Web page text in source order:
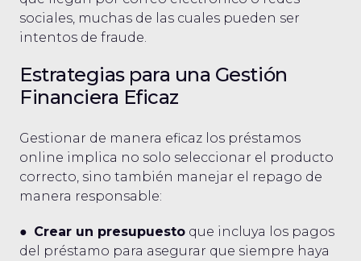
sociales, muchas de las cuales pueden ser
intentos de fraude.
Estrategias para una Gestión
Financiera Eficaz
Gestionar de manera eficaz los préstamos
online implica no solo seleccionar el producto
correcto, sino también manejar el repago de
manera responsable:
● Crear un presupuesto que incluya los pagos
del préstamo para asegurar que siempre haya